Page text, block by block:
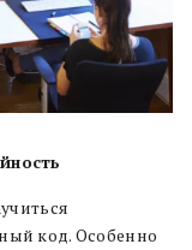
код. Особенно